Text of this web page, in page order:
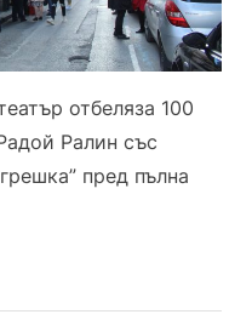
отбеляза 100
Ралин със
пред пълна